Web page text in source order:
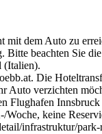
dem Auto zu
beachten Sie
(Italien).
Die
Auto verzichten
Flughafen
Woche, keine
infrastruktur/